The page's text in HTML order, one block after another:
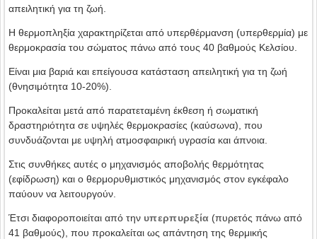
απειλητική για τη ζωή.
Η θερμοπληξία χαρακτηρίζεται από υπερθέρμανση (υπερθερμία) με
θερμοκρασία του σώματος πάνω από τους 40 βαθμούς Κελσίου.
Eίναι μια βαριά και επείγουσα κατάσταση απειλητική για τη ζωή
(θνησιμότητα 10-20%).
Προκαλείται μετά από παρατεταμένη έκθεση ή σωματική
δραστηριότητα σε υψηλές θερμοκρασίες (καύσωνα), που
συνδυάζονται με υψηλή ατμοσφαιρική υγρασία και άπνοια.
Στις συνθήκες αυτές ο μηχανισμός αποβολής θερμότητας
(εφίδρωση) και ο θερμορυθμιστικός μηχανισμός στον εγκέφαλο
παύουν να λειτουργούν.
Έτσι διαφοροποιείται από την υπερπυρεξία (πυρετός πάνω από
41 βαθμούς), που προκαλείται ως απάντηση της θερμικής